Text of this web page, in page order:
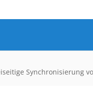
Synchronisierung